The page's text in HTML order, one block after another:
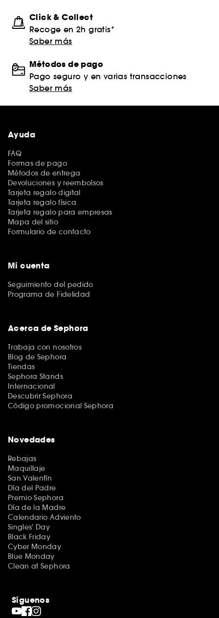
Click & Collect
Recoge en 2h gratis*
Saber más
Métodos de pago
Pago seguro y en varias transacciones
Saber más
Ayuda
FAQ
Formas de pago
Métodos de entrega
Devoluciones y reembolsos
Tarjeta regalo digital
Tarjeta regalo física
Tarjeta regalo para empresas
Mapa del sitio
Formulario de contacto
Mi cuenta
Seguimiento del pedido
Programa de Fidelidad
Acerca de Sephora
Trabaja con nosotros
Blog de Sephora
Tiendas
Sephora Stands
Internacional
Descubrir Sephora
Código promocional Sephora
Novedades
Rebajas
Maquillaje
San Valentín
Día del Padre
Premio Sephora
Día de la Madre
Calendario Adviento
Singles' Day
Black Friday
Cyber Monday
Blue Monday
Clean at Sephora
Síguenos